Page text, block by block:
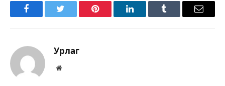
FacebookTwitter Pinterest LinkedInTumblr Имэйл
Урлаг
Вэбсайт